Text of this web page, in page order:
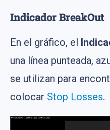
Indicador BreakOut
En el gráfico, el
una línea punteada,
se utilizan para
colocar Stop Losses.